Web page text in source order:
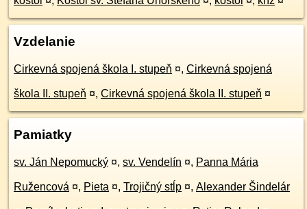
Vzdelanie
Cirkevná spojená škola I. stupeň ¤, Cirkevná spojená
škola II. stupeň ¤, Cirkevná spojená škola II. stupeň ¤
Pamiatky
sv. Ján Nepomucký ¤, sv. Vendelín ¤, Panna Mária
Ružencová ¤, Pieta ¤, Trojičný stĺp ¤, Alexander Šindelár